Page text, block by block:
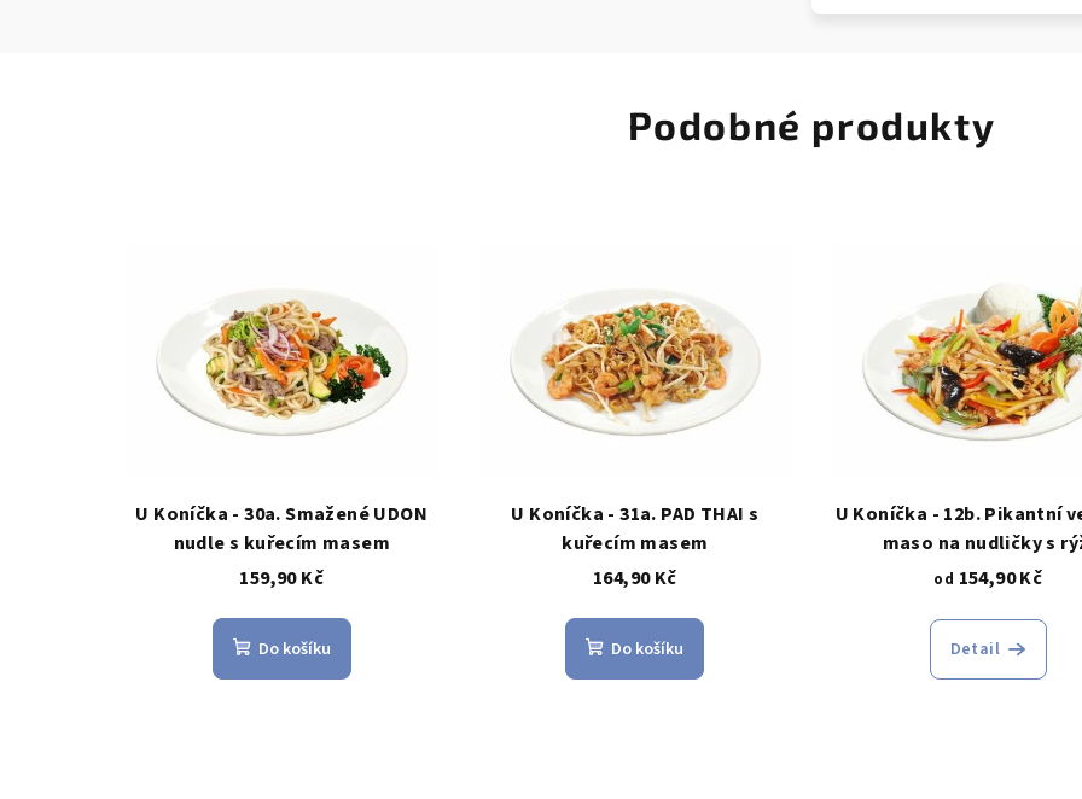
Podobné produkty
U Koníčka - 30a. Smažené UDON
nudle s kuřecím masem
159,90 Kč
Do košíku
U Koníčka - 31a. PAD THAI s
kuřecím masem
164,90 Kč
Do košíku
U Koníčka - 12b. Pikantní
maso na nudličky s
od 154,90 Kč
Detail